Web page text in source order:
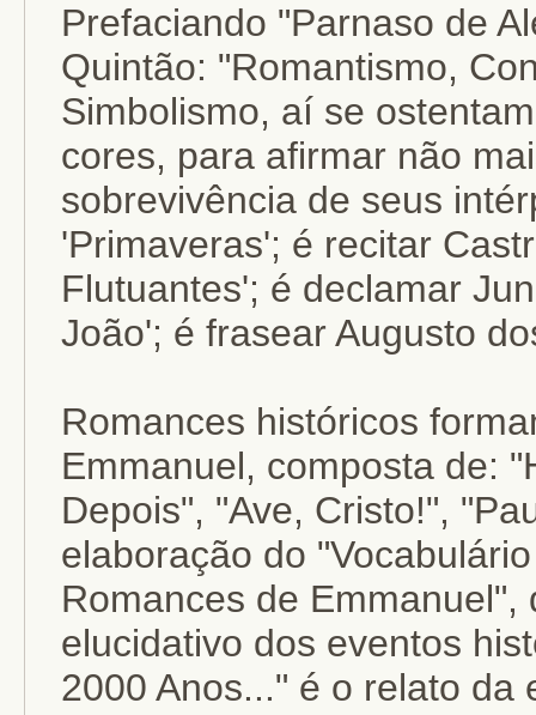
Prefaciando "Parnaso de
Quintão: "Romantismo,
Simbolismo, aí se
cores, para afirmar não
sobrevivência de seus
'Primaveras'; é recitar
Flutuantes'; é declamar
João'; é frasear Augusto
Romances históricos
Emmanuel, composta de:
Depois", "Ave, Cristo!",
elaboração do
Romances de
elucidativo dos eventos
2000 Anos..." é o relato da